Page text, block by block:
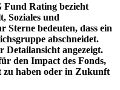
Fund Rating bezieht
Soziales und
bedeuten, dass ein
abschneidet.
Detailansicht angezeigt.
den Impact des Fonds,
zu haben oder in Zukunft